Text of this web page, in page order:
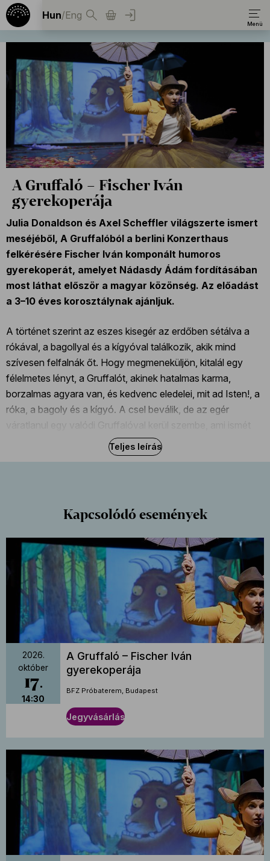
Hun/Eng
A Gruffaló – Fischer Iván
gyerekoperája
Julia Donaldson és Axel Scheffler világszerte ismert
meséjéből, A Gruffalóból a berlini Konzerthaus
felkérésére Fischer Iván komponált humoros
gyerekoperát, amelyet Nádasdy Ádám fordításában
most láthat először a magyar közönség. Az előadást
a 3–10 éves korosztálynak ajánljuk.
A történet szerint az eszes kisegér az erdőben sétálva a
rókával, a bagollyal és a kígyóval találkozik, akik mind
szívesen felfalnák őt. Hogy megmeneküljön, kitalál egy
félelmetes lényt, a Gruffalót, akinek hatalmas karma,
borzalmas agyara van, és kedvenc eledelei, mit ad Isten!, a
róka, a bagoly és a kígyó. A csel beválik, de az egér
próbára teszi leleményességét.
Teljes leírás
Kapcsolódó események
2026.
október
17
14:30
A Gruffaló – Fischer Iván
gyerekoperája
BFZ Próbaterem, Budapest
Jegyvásárlás